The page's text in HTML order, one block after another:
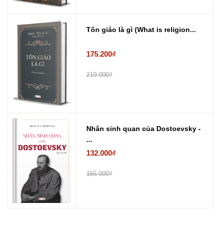
Tôn giáo là gì (What is religion...
175.200₫
219.000₫
Nhân sinh quan của Dostoevsky -
...
132.000₫
165.000₫